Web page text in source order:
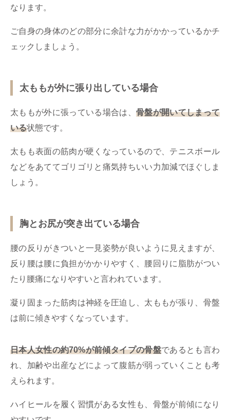
なります。
ご自身の身体のどの部分に余計な力がかかっているかチ
ェックしましょう。
太ももが外に張り出している場合
太ももが外に張っている場合は、 骨盤が開いてしまって
いる状態です。
太もも表面の筋肉が硬くなっているので、テニスボール
などをあててゴリゴリと痛気持ちいい力加減でほぐしま
しょう。
胸とお尻が突き出ている場合
腰の反りがきついと一見姿勢が良いように見えますが、
反り腰は腰に負担がかかりやすく、腰回りに脂肪がつい
たり腰痛になりやすいと言われています。
凝り固まった筋肉は神経を圧迫し、太ももが張り、骨盤
は前に傾きやすくなっています。
日本人女性の約70%が前傾タイプの骨盤であるとも言わ
れ、加齢や出産などによって腹筋が弱っていくことも考
えられます。
ハイヒールを履く習慣がある女性も、骨盤が前傾になり